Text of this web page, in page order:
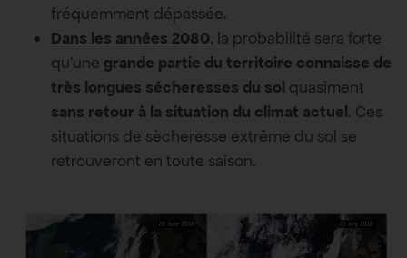
fréquemment dépassée.
Dans les années 2080, la probabilité sera forte
qu’une grande partie du territoire connaisse de
très longues sécheresses du sol quasiment
sans retour à la situation du climat actuel. Ces
situations de sècheresse extrême du sol se
retrouveront en toute saison.